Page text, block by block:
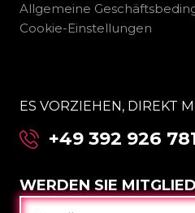
Allgemeine
Cookie-Einstellungen
ES VORZIEHEN, DIREKT
+49 392 926
WERDEN SIE
E-